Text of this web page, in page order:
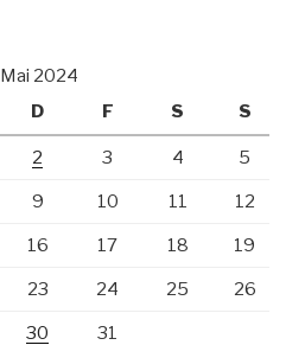
Mai 2024
D F S S
2 3 4 5
9 10 11 12
16 17 18 19
23 24 25 26
30 31